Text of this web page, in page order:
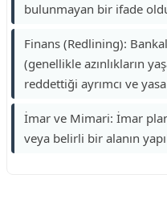
bulunmayan bir ifade
Finans (Redlining):
(genellikle azınlıkların
reddettiği ayrımcı ve
İmar ve Mimari: İmar
veya belirli bir alanın